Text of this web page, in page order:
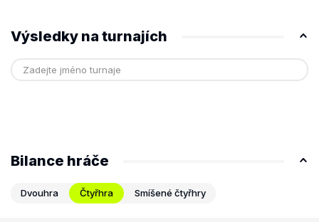
Výsledky na turnajích
Bilance hráče
Dvouhra Čtyřhra Smíšené čtyřhry